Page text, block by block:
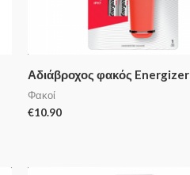
Αδιάβροχος φακός Energizer
Φακοί
€10.90